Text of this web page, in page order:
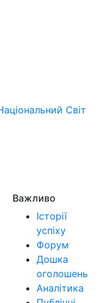
Світ
Важливо
Історії
успіху
Форум
Дошка
оголошень
Аналітика